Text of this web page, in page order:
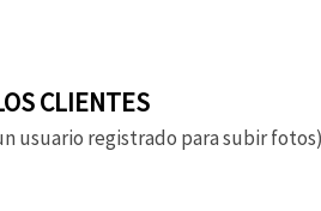
CLIENTES
usuario registrado para subir